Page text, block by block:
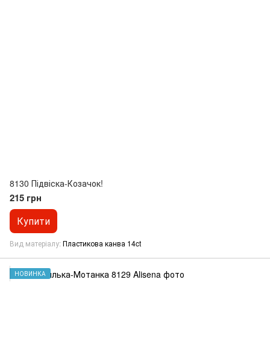
8130 Підвіска-Козачок!
215 грн
Купити
Вид матеріалу Пластикова канва 14ct
НОВИНКА